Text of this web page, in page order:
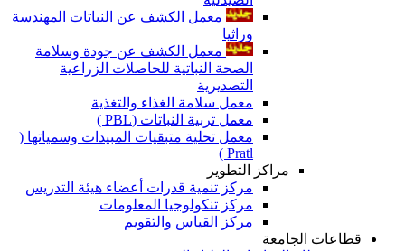
معمل الكشف عن النباتات المهندسة
وراثيا
معمل الكشف عن جودة وسلامة
الصحة النباتية للحاصلات الزراعية
التصديرية
معمل سلامة الغذاء والتغذية
معمل تربية النباتات (PBL )
معمل تحلية متبقيات المبيدات وسمياتها (
Pratl )
مراكز التطوير
مركز تنمية قدرات أعضاء هيئة التدريس
مركز تنكولوجيا المعلومات
مركز القياس والتقويم
قطاعات الجامعة